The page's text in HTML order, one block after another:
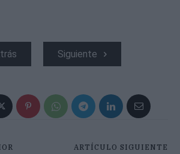
Siguiente
ARTÍCULO SIGUIENTE